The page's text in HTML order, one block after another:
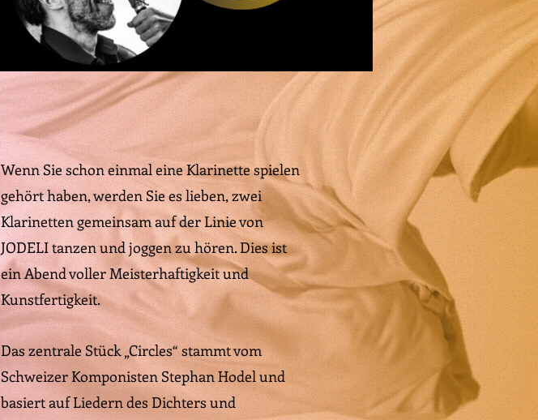
Wenn Sie schon einmal eine Klarinette spielen
gehört haben, werden Sie es lieben, zwei
Klarinetten gemeinsam auf der Linie von
JODELI tanzen und joggen zu hören. Dies ist
ein Abend voller Meisterhaftigkeit und
Kunstfertigkeit.
Das zentrale Stück „Circles“ stammt vom
Schweizer Komponisten Stephan Hodel und
basiert auf Liedern des Dichters und